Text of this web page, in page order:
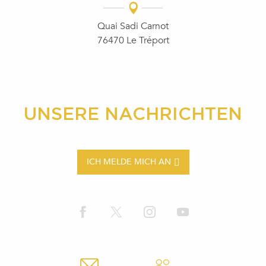
Quai Sadi Carnot
76470 Le Tréport
UNSERE NACHRICHTEN
ICH MELDE MICH AN